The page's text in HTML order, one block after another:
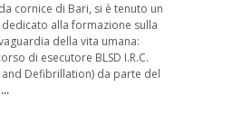
cornice di Bari, si è tenuto un
alla formazione sulla
della vita umana:
di esecutore BLSD I.R.C.
and Defibrillation) da parte del